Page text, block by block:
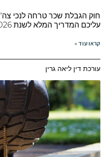
חוק הגבלת שכר טרחה לנכי
עליכם המדריך המלא לשנת 2026
קראו עוד »
עורכת דין ליאה גרין